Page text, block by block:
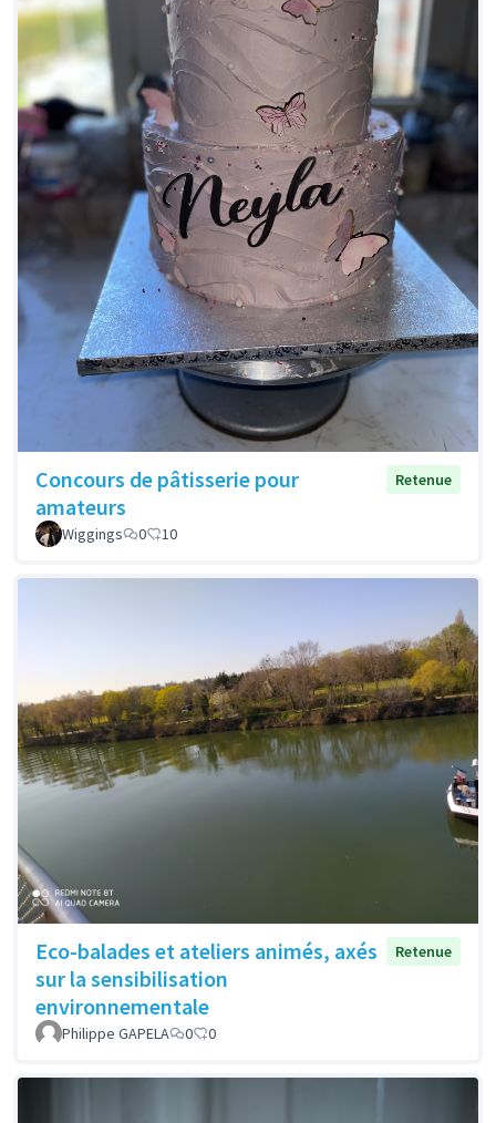
Concours de pâtisserie pour
amateurs
Retenue
Wiggings 0 10
Eco-balades et ateliers animés, axés
sur la sensibilisation
environnementale
Retenue
Philippe GAPELA 0 0